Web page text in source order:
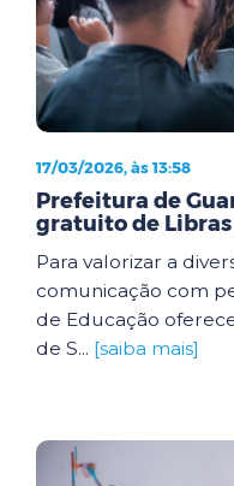
17/03/2026, às 13:58
Prefeitura de
gratuito de
Para valorizar a
comunicação com
de Educação
de S... [saiba mais]